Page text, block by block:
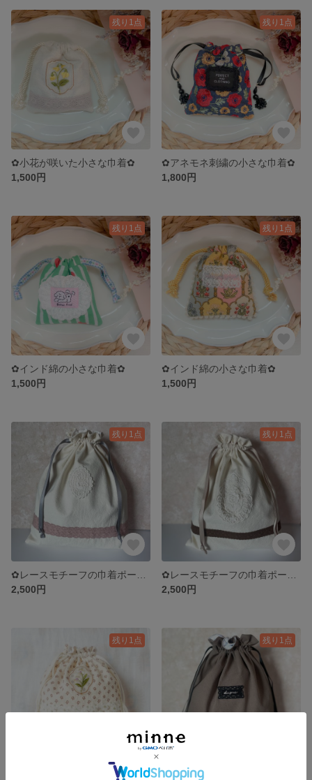
残り1点
✿小花が咲いた小さな巾着✿
1,500円
残り1点
✿アネモネ刺繍の小さな巾着✿
1,800円
残り1点
✿インド綿の小さな巾着✿
1,500円
残り1点
✿インド綿の小さな巾着✿
1,500円
残り1点
2,500円
残り1点
2,500円
残り1点 残り1点